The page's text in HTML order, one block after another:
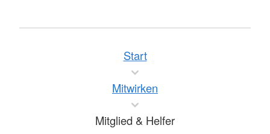
Start
Mitwirken
Mitglied & Helfer